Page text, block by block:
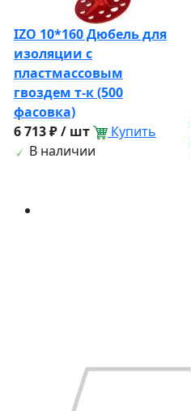
IZO 10*160 Дюбель для
изоляции с
пластмассовым
гвоздем т-к (500
фасовка)
6 713 ₽ / шт
Купить
В наличии